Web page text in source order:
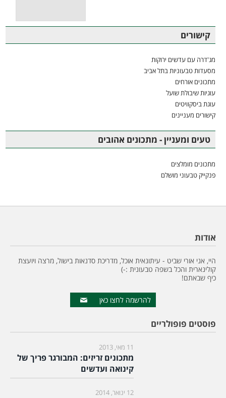
קישורים
מג'דרה עם עדשים ירוקות
מסעדות טבעוניות בתל אביב
מתכונים אורחים
עוגיות שיבולת שועל
עוגת ביסקוויטים
קישורים מעניינים
טעים ומעניין - מתכונים אהובים
מתכונים מומלצים
פנקייק טבעוני מושלם
אודות
היי, אני אורי שביט - עיתונאית אוכל, מדריכת סדנאות בישול, מרצה ויועצת
קולינארית והכל בשפה טבעונית :-)
כיף שבאתם!
להרשמה לחצו כאן
פוסטים פופולריים
11 מאי, 2013
מתכונים זריזים: המבורגר פריך של
קינואה ועדשים
12 ינואר, 2014